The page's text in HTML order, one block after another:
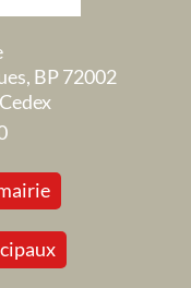
BP 72002